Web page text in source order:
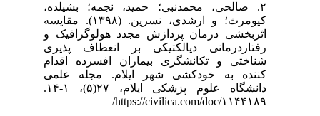
بشیلده،
کیومرث؛ و ارشدی، نسرین. (۱۳۹۸). مقایسه
و
پذیری
اقدام
مجله علمی
دانشگاه علوم پزشکی ایلام، ۲۷(۵)، ۱-۱۴.